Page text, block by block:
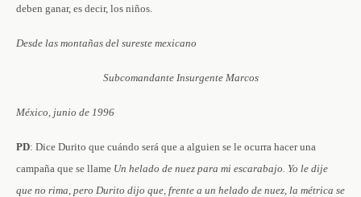
deben ganar, es decir, los niños.
Desde las montañas del sureste mexicano
Subcomandante Insurgente Marcos
México, junio de 1996
PD: Dice Durito que cuándo será que a alguien se le ocurra hacer una
campaña que se llame Un helado de nuez para mi escarabajo. Yo le dije
que no rima, pero Durito dijo que, frente a un helado de nuez, la métrica se